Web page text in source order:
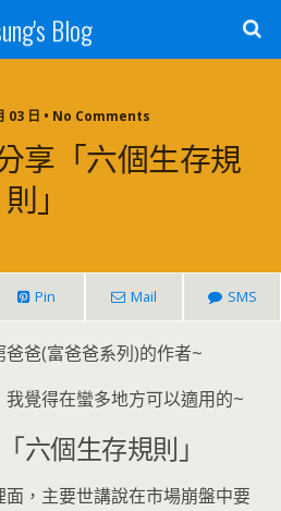
Blog
03 日 • No Comments
享「六個生存規
則」
Pin Mail SMS
爸爸(富爸爸系列)的作者~
覺得在蠻多地方可以適用的~
六個生存規則」
，主要世講說在市場崩盤中要